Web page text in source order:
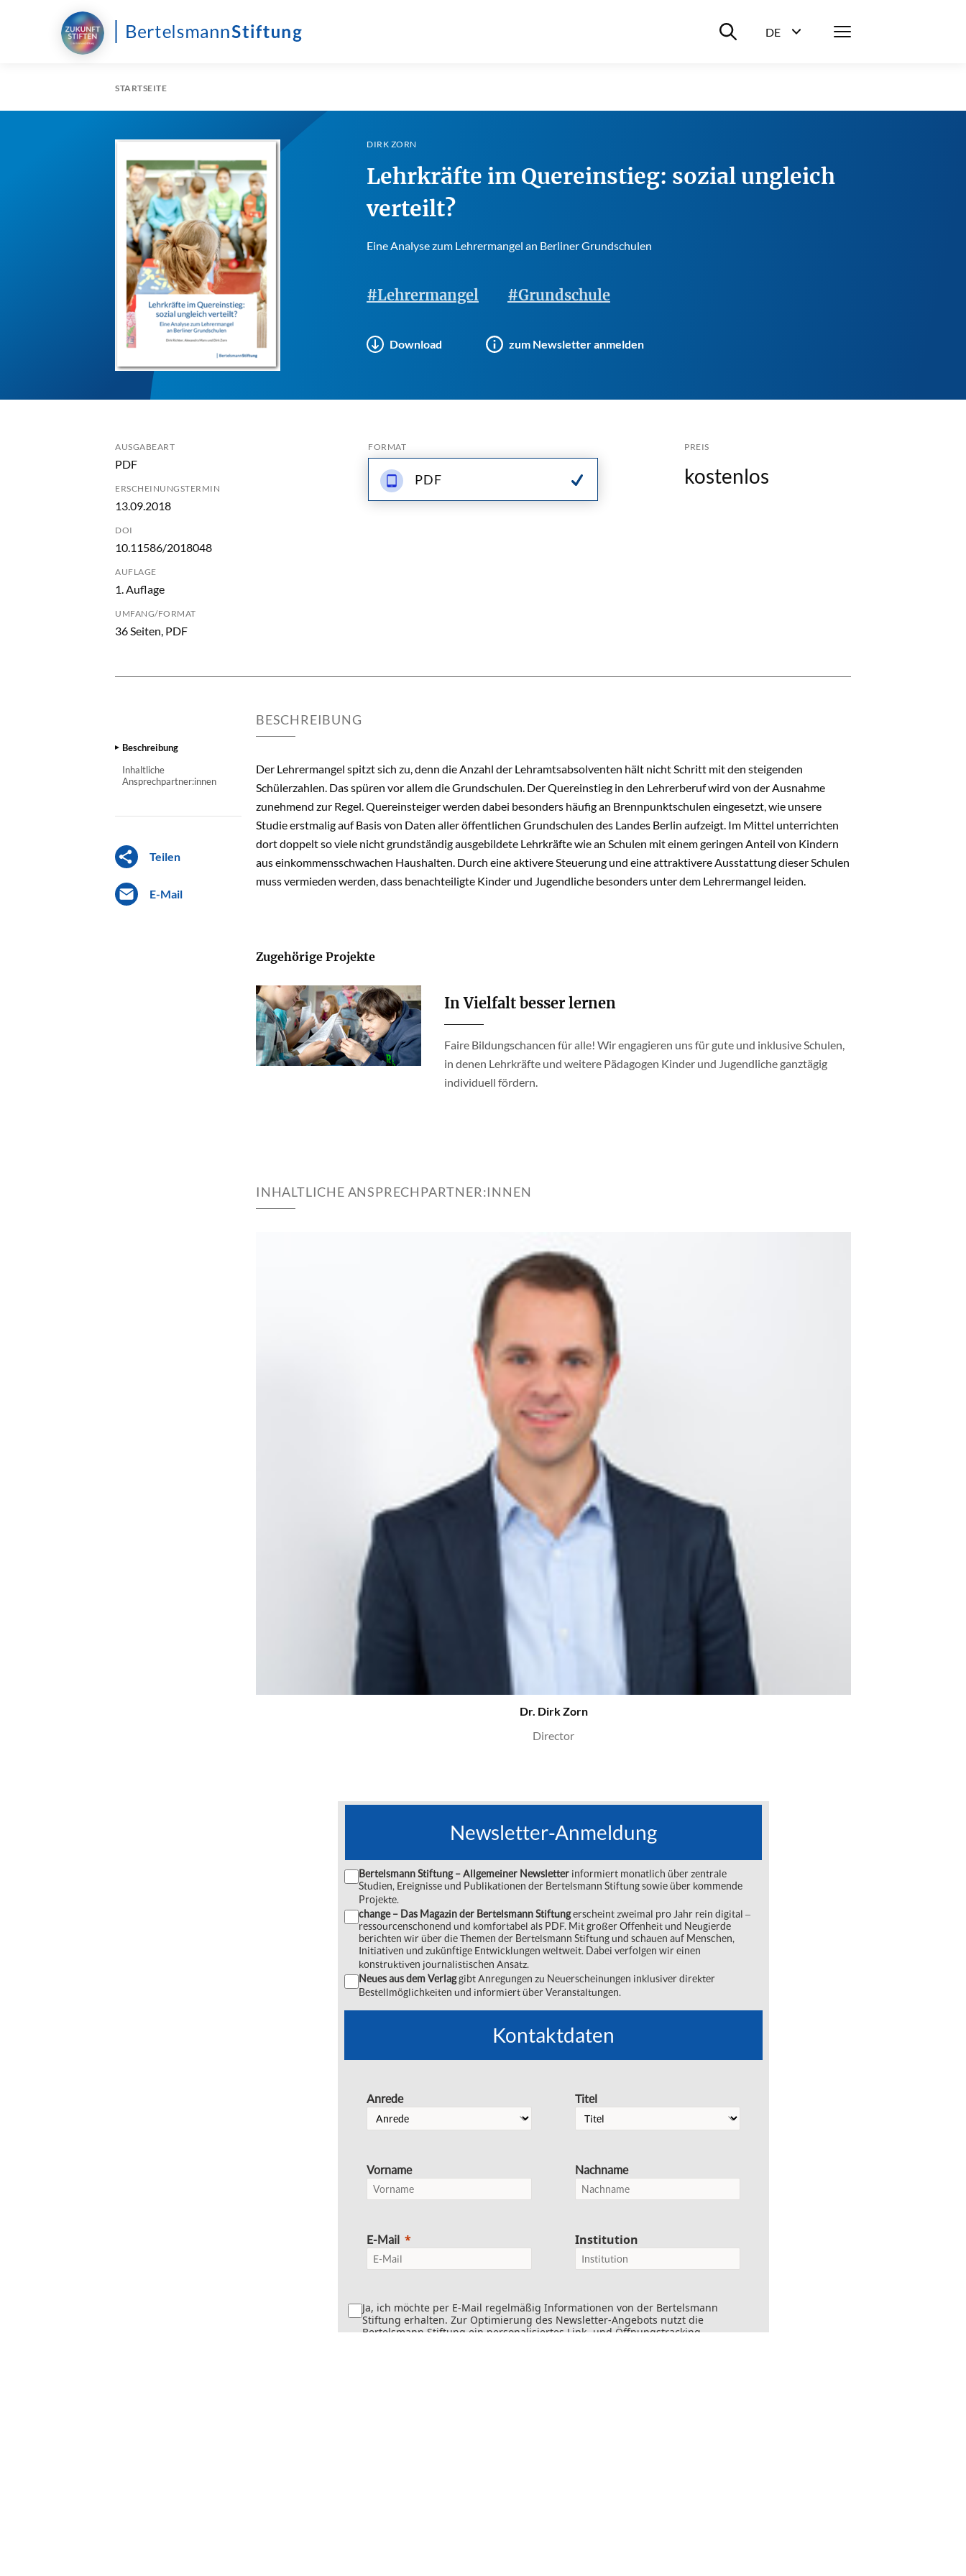
Suche ein-/ausblenden
DE
Menü
STARTSEITE
DIRK ZORN
Lehrkräfte im Quereinstieg: sozial ungleich
verteilt?
Eine Analyse zum Lehrermangel an Berliner Grundschulen
#Lehrermangel #Grundschule
Download zum Newsletter anmelden
AUSGABEART
PDF
ERSCHEINUNGSTERMIN
13.09.2018
DOI
10.11586/2018048
AUFLAGE
1. Auflage
UMFANG/FORMAT
36 Seiten, PDF
FORMAT
PDF
PREIS
kostenlos
Beschreibung
Inhaltliche
Ansprechpartner:innen
Teilen
E-Mail
BESCHREIBUNG
Der Lehrermangel spitzt sich zu, denn die Anzahl der Lehramtsabsolventen hält nicht Schritt mit den steigenden
Schülerzahlen. Das spüren vor allem die Grundschulen. Der Quereinstieg in den Lehrerberuf wird von der Ausnahme
zunehmend zur Regel. Quereinsteiger werden dabei besonders häufig an Brennpunktschulen eingesetzt, wie unsere
Studie erstmalig auf Basis von Daten aller öffentlichen Grundschulen des Landes Berlin aufzeigt. Im Mittel unterrichten
dort doppelt so viele nicht grundständig ausgebildete Lehrkräfte wie an Schulen mit einem geringen Anteil von Kindern
aus einkommensschwachen Haushalten. Durch eine aktivere Steuerung und eine attraktivere Ausstattung dieser Schulen
muss vermieden werden, dass benachteiligte Kinder und Jugendliche besonders unter dem Lehrermangel leiden.
Zugehörige Projekte
In Vielfalt besser lernen
Faire Bildungschancen für alle! Wir engagieren uns für gute und inklusive Schulen,
in denen Lehrkräfte und weitere Pädagogen Kinder und Jugendliche ganztägig
individuell fördern.
INHALTLICHE ANSPRECHPARTNER:INNEN
Dr. Dirk Zorn
Director
Newsletter-Anmeldung
Bertelsmann Stiftung – Allgemeiner Newsletter informiert monatlich über zentrale
Studien, Ereignisse und Publikationen der Bertelsmann Stiftung sowie über kommende
Projekte.
change – Das Magazin der Bertelsmann Stiftungerscheint zweimal pro Jahr rein digital ‒
ressourcenschonend und komfortabel als PDF. Mit großer Offenheit und Neugierde
berichten wir über die Themen der Bertelsmann Stiftung und schauen auf Menschen,
Initiativen und zukünftige Entwicklungen weltweit. Dabei verfolgen wir einen
konstruktiven journalistischen Ansatz.
Neues aus dem Verlaggibt Anregungen zu Neuerscheinungen inklusiver direkter
Bestellmöglichkeiten und informiert über Veranstaltungen.
Kontaktdaten
Anrede
Vorname
E-Mail
Titel
Nachname
Institution
Ja, ich möchte per E-Mail regelmäßig Informationen von der Bertelsmann
Stiftung erhalten. Zur Optimierung des Newsletter-Angebots nutzt die
Bertelsmann Stiftung ein personalisiertes Link- und Öffnungstracking.